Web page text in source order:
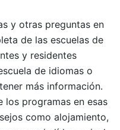
y otras preguntas en
de las escuelas de
y residentes
de idiomas o
más información.
los programas en esas
como alojamiento,